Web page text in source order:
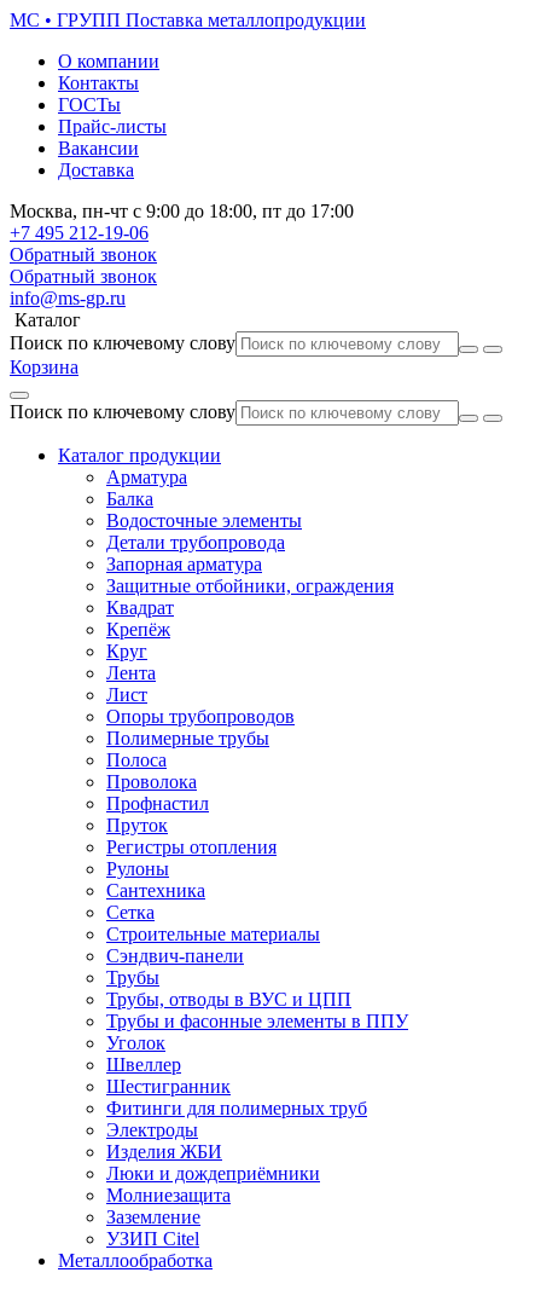
МС • ГРУПП Поставка металлопродукции
О компании
Контакты
ГОСТы
Прайс-листы
Вакансии
Доставка
Москва, пн-чт с 9:00 до 18:00, пт до 17:00
+7 495 212-19-06
Обратный звонок
Обратный звонок
info@ms-gp.ru
Каталог
Поиск по ключевому слову
Корзина
Поиск по ключевому слову
Каталог продукции
Арматура
Балка
Водосточные элементы
Детали трубопровода
Запорная арматура
Защитные отбойники, ограждения
Квадрат
Крепёж
Круг
Лента
Лист
Опоры трубопроводов
Полимерные трубы
Полоса
Проволока
Профнастил
Пруток
Регистры отопления
Рулоны
Сантехника
Сетка
Строительные материалы
Сэндвич-панели
Трубы
Трубы, отводы в ВУС и ЦПП
Трубы и фасонные элементы в ППУ
Уголок
Швеллер
Шестигранник
Фитинги для полимерных труб
Электроды
Изделия ЖБИ
Люки и дождеприёмники
Молниезащита
Заземление
УЗИП Citel
Металлообработка